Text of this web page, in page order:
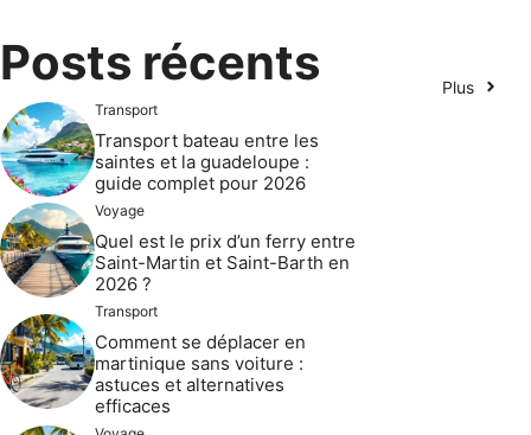
Posts récents Plus
Transport
Transport bateau entre les
saintes et la guadeloupe :
guide complet pour 2026
Voyage
Quel est le prix d’un ferry entre
Saint-Martin et Saint-Barth en
2026 ?
Transport
Comment se déplacer en
martinique sans voiture :
astuces et alternatives
efficaces